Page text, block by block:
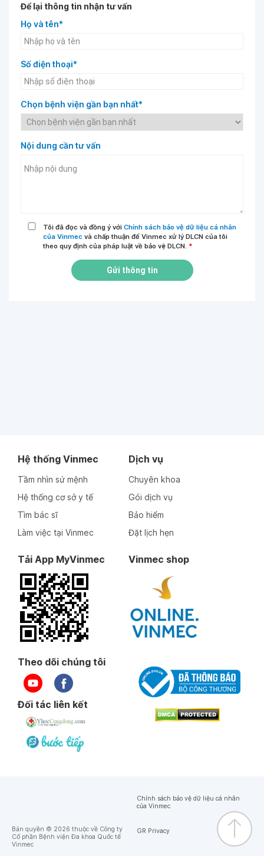
Để lại thông tin nhận tư vấn
Họ và tên*
Số điện thoại*
Chọn bệnh viện gần bạn nhất*
Nội dung cần tư vấn
Tôi đã đọc và đồng ý với Chính sách bảo vệ dữ liệu cá nhân
của Vinmec và chấp thuận để Vinmec xử lý DLCN của tôi
theo quy định của pháp luật về bảo vệ DLCN. *
Gửi thông tin
Hệ thống Vinmec
Tầm nhìn sứ mệnh
Hệ thống cơ sở y tế
Tìm bác sĩ
Làm việc tại Vinmec
Dịch vụ
Chuyên khoa
Gói dịch vụ
Bảo hiểm
Đặt lịch hẹn
Tải App MyVinmec Vinmec shop
Theo dõi chúng tôi
Đối tác liên kết
Bản quyền © 2026 thuộc về Công ty
Cổ phần Bệnh viện Đa khoa Quốc tế
Vinmec
Chính sách bảo vệ dữ liệu cá nhân
của Vinmec
GR Privacy